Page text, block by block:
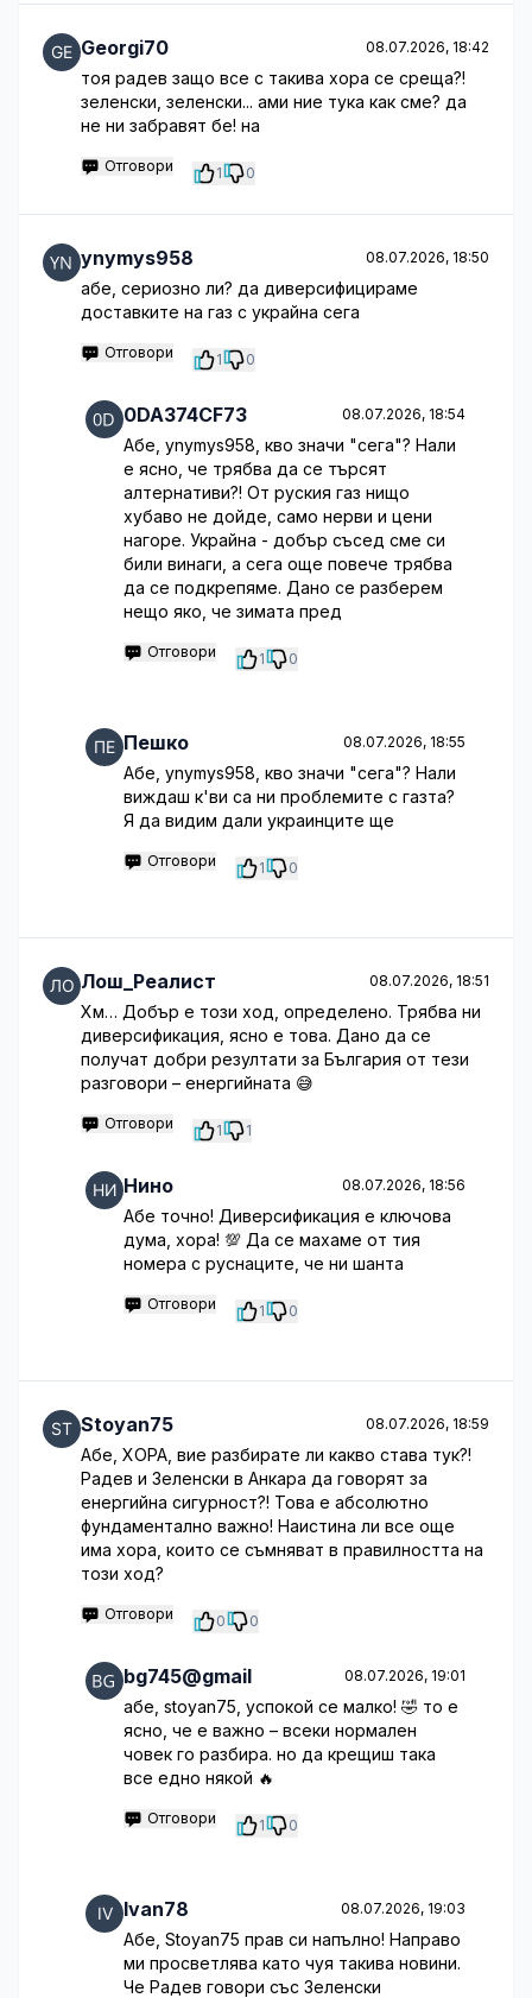
Georgi70 08.07.2026, 18:42
тоя радев защо все с такива хора се среща?!
зеленски, зеленски... ами ние тука как сме? да
не ни забравят бе! на
Отговори 1 0
ynymys958 08.07.2026, 18:50
абе, сериозно ли? да диверсифицираме
доставките на газ с украйна сега
Отговори 1 0
0DA374CF73 08.07.2026, 18:54
Абе, ynymys958, кво значи "сега"? Нали
е ясно, че трябва да се търсят
алтернативи?! От руския газ нищо
хубаво не дойде, само нерви и цени
нагоре. Украйна - добър съсед сме си
били винаги, а сега още повече трябва
да се подкрепяме. Дано се разберем
нещо яко, че зимата пред
Отговори 1 0
Пешко 08.07.2026, 18:55
Абе, ynymys958, кво значи "сега"? Нали
виждаш к'ви са ни проблемите с газта?
Я да видим дали украинците ще
Отговори 1 0
Лош_Реалист 08.07.2026, 18:51
Хм… Добър е този ход, определено. Трябва ни
диверсификация, ясно е това. Дано да се
получат добри резултати за България от тези
разговори – енергийната 😅
Отговори 1 1
Нино 08.07.2026, 18:56
Абе точно! Диверсификация е ключова
дума, хора! 💯 Да се махаме от тия
номера с руснаците, че ни шанта
Отговори 1 0
Stoyan75 08.07.2026, 18:59
Абе, ХОРА, вие разбирате ли какво става тук?!
Радев и Зеленски в Анкара да говорят за
енергийна сигурност?! Това е абсолютно
фундаментално важно! Наистина ли все още
има хора, които се съмняват в правилността на
този ход?
Отговори 0 0
bg745@gmail 08.07.2026, 19:01
абе, stoyan75, успокой се малко! 🤣 то е
ясно, че е важно – всеки нормален
човек го разбира. но да крещиш така
все едно някой 🔥
Отговори 1 0
Ivan78 08.07.2026, 19:03
Абе, Stoyan75 прав си напълно! Направо
ми просветлява като чуя такива новини.
Че Радев говори със Зеленски